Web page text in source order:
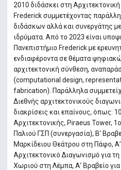
2010 διδάσκει στη
Frederick συμμετέχοντας
διδάσκων αλλά και συνεργάτης
ιδρύματα. Από το 2023 είναι
Πανεπιστήμιο Frederick με
ενδιαφέροντα σε θέματα
αρχιτεκτονική σύνθεση,
(computational design,
fabrication). Παράλληλα
Διεθνής αρχιτεκτονικούς
διακρίσεις και επαίνους, όπως:
Αρχιτεκτονικής, Piraeus Tower,
Παλιού ΓΣΠ (συνεργασία), Β’
Μαρκίδειου Θεάτρου στη Πάφο,
Αρχιτεκτονικό Διαγωνισμό για
Χωριού στη Λέμπα, Α’ Βραβείο